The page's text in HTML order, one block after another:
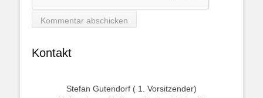
Kontakt
Stefan Gutendorf ( 1. Vorsitzender)